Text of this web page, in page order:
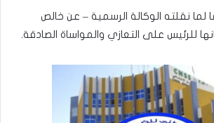
لما نقلته الوكالة الرسمية – عن خالص
للرئيس على التعازي والمواساة الصادقة.